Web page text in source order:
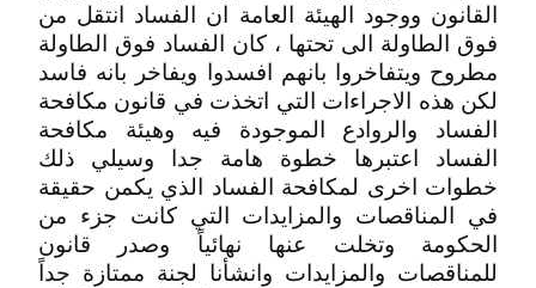
القانون ووجود الهيئة العامة ان الفساد انتقل من
فوق الطاولة الى تحتها ، كان الفساد فوق الطاولة
مطروح ويتفاخروا بانهم افسدوا ويفاخر بانه فاسد
لكن هذه الاجراءات التي اتخذت في قانون مكافحة
الفساد والروادع الموجودة فيه وهيئة مكافحة
الفساد اعتبرها خطوة هامة جدا وسيلي ذلك
خطوات اخرى لمكافحة الفساد الذي يكمن حقيقة
في المناقصات والمزايدات التي كانت جزء من
الحكومة وتخلت عنها نهائياً وصدر قانون
للمناقصات والمزايدات وانشأنا لجنة ممتازة جداً